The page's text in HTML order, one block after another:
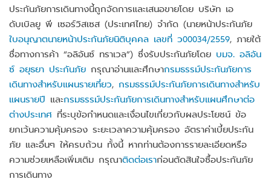
ประกันภัยการเดินทางนี้ถูกจัดการและเสนอขายโดย บริษัท เอ
ดับเบิลยู พี เซอร์วิสเซส (ประเทศไทย) จำกัด (นายหน้าประกันภัย
ใบอนุญาตนายหน้าประกันภัยนิติบุคคล เลขที่ ว00034/2559 , ภายใต้
ชื่อทางการค้า “อลิอันซ์ ทราเวล”) ซึ่งรับประกันภัยโดย บมจ. อลิอัน
ซ์ อยุธยา ประกันภัย กรุณาอ่านและศึกษากรมธรรม์ประกันภัยการ
เดินทางสำหรับแผนรายเที่ยว
กรมธรรม์ประกันภัยการเดินทางสำหรับ
แผนรายปี และกรมธรรม์ประกันภัยการเดินทางสำหรับแผนศึกษาต่อ
ต่างประเทศ ที่ระบุข้อกำหนดและเงื่อนไขเกี่ยวกับผลประโยชน์ ข้อ
ยกเว้นความคุ้มครอง ระยะเวลาความคุ้มครอง อัตราค่าเบี้ยประกัน
ภัย และอื่นๆ ให้ครบถ้วน ทั้งนี้ หากท่านต้องการรายละเอียดหรือ
ความช่วยเหลือเพิ่มเติม กรุณาติดต่อเราก่อนตัดสินใจซื้อประกันภัย
การเดินทาง